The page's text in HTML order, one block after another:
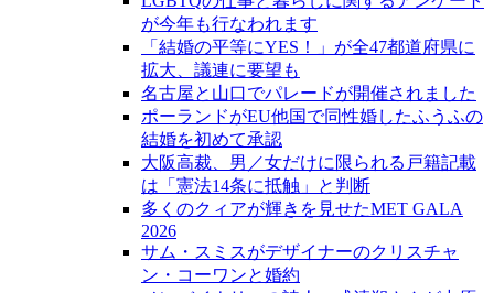
が今年も行なわれます
「結婚の平等にYES！」が全47都道府県に
拡大、議連に要望も
名古屋と山口でパレードが開催されました
ポーランドがEU他国で同性婚したふうふの
結婚を初めて承認
大阪高裁、男／女だけに限られる戸籍記載
は「憲法14条に抵触」と判断
多くのクィアが輝きを見せたMET GALA
2026
サム・スミスがデザイナーのクリスチャ
ン・コーワンと婚約